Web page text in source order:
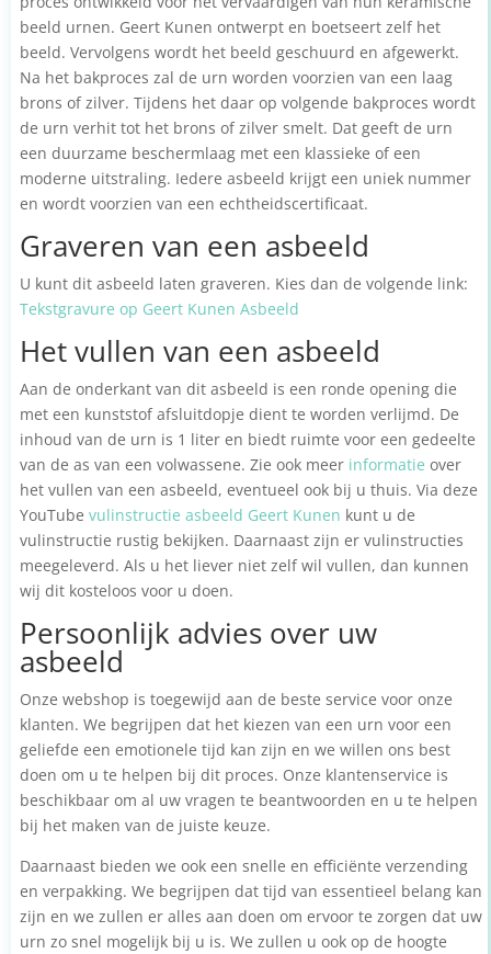
beeld urnen. Geert Kunen ontwerpt en boetseert zelf het
beeld. Vervolgens wordt het beeld geschuurd en afgewerkt.
Na het bakproces zal de urn worden voorzien van een laag
brons of zilver. Tijdens het daar op volgende bakproces wordt
de urn verhit tot het brons of zilver smelt. Dat geeft de urn
een duurzame beschermlaag met een klassieke of een
moderne uitstraling. Iedere asbeeld krijgt een uniek nummer
en wordt voorzien van een echtheidscertificaat.
Graveren van een asbeeld
U kunt dit asbeeld laten graveren. Kies dan de volgende link:
Tekstgravure op Geert Kunen Asbeeld
Het vullen van een asbeeld
Aan de onderkant van dit asbeeld is een ronde opening die
met een kunststof afsluitdopje dient te worden verlijmd. De
inhoud van de urn is 1 liter en biedt ruimte voor een gedeelte
van de as van een volwassene. Zie ook meer informatie over
het vullen van een asbeeld, eventueel ook bij u thuis. Via deze
YouTube vulinstructie asbeeld Geert Kunen kunt u de
vulinstructie rustig bekijken. Daarnaast zijn er vulinstructies
meegeleverd. Als u het liever niet zelf wil vullen, dan kunnen
wij dit kosteloos voor u doen.
Persoonlijk advies over uw
asbeeld
Onze webshop is toegewijd aan de beste service voor onze
klanten. We begrijpen dat het kiezen van een urn voor een
geliefde een emotionele tijd kan zijn en we willen ons best
doen om u te helpen bij dit proces. Onze klantenservice is
beschikbaar om al uw vragen te beantwoorden en u te helpen
bij het maken van de juiste keuze.
Daarnaast bieden we ook een snelle en efficiënte verzending
en verpakking. We begrijpen dat tijd van essentieel belang kan
zijn en we zullen er alles aan doen om ervoor te zorgen dat uw
urn zo snel mogelijk bij u is. We zullen u ook op de hoogte